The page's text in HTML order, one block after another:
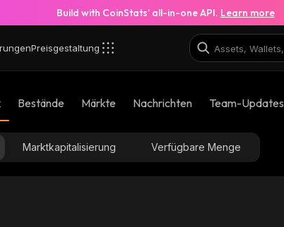
Build with CoinStats’ all-in-one API. Learn more
Preisgestaltung
Bestände Märkte Nachrichten Team-Updates
Marktkapitalisierung Verfügbare Menge